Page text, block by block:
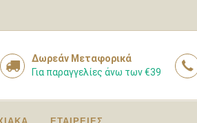
Δωρεάν Μεταφορικά
Για παραγγελίες άνω των €39